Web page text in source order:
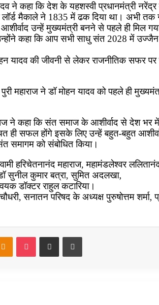
कहा कि देश के यहशस्वी प्रधानमंत्री नरेंद्र
मैकाले ने 1835 में ढक दिया था। अभी तक
उन्हें मुख्यमंत्री बनने से पहले ही मिल
कहा कि आप सभी साधु संत 2028 में
यादव की जीवनी से लेकर राजनीतिक
महाराज ने डॉ मोहन यादव को पहले ही
ने कहा कि संत समाज के आशीर्वाद से देश भर में
ही सफल होंगे इसके लिए उन्हें बहुत-बहुत
समागम को संबोधित किया।
हरिचेतनानंद महाराज, महामंडलेश्वर ललितानंद
सुनील कुमार बत्रा, सुमित अदलखा,
डॉक्टर राहुल कटारिया।
सनातन परिषद के अध्यक्ष पुरुषोत्तम शर्मा,
Odnoklassniki
Pocket Share via Email Print